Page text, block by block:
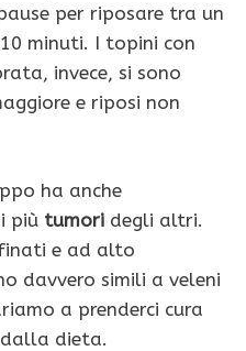
per riposare tra un
minuti. I topini con
invece, si sono
e riposi non
ha anche
più tumori degli altri.
e ad alto
davvero simili a veleni
a prenderci cura
dieta.